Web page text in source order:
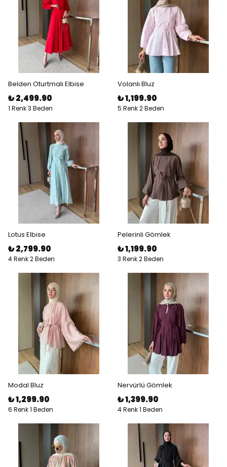
Belden Oturtmalı Elbise
₺ 2,499.90
1 Renk 3 Beden
Volanlı Bluz
₺ 1,199.90
5 Renk 2 Beden
Lotus Elbise
₺ 2,799.90
4 Renk 2 Beden
Pelerinli Gömlek
₺ 1,199.90
3 Renk 2 Beden
Modal Bluz
₺ 1,299.90
6 Renk 1 Beden
Nervürlü Gömlek
₺ 1,399.90
4 Renk 1 Beden